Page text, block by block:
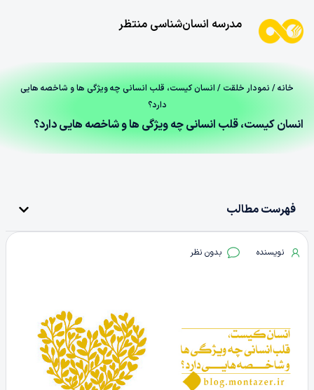
مدرسه انسان‌شناسی منتظر
خانه/ نمودار خلقت / انسان کیست، قلب انسانی چه ویژگی ها و شاخصه هایی
دارد؟
انسان کیست، قلب انسانی چه ویژگی ها و شاخصه هایی دارد؟
فهرست مطالب
نویسنده بدون نظر